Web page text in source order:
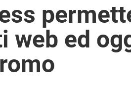
web ed